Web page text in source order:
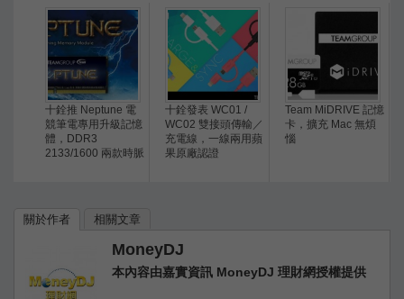
十銓推 Neptune 電
競筆電專用升級記憶
體，DDR3
2133/1600 兩款時脈
十銓發表 WC01 /
WC02 雙接頭傳輸／
充電線，一線兩用蘋
果原廠認證
Team MiDRIVE 記憶
卡，擴充 Mac 無煩
惱
關於作者 相關文章
MoneyDJ
本內容由嘉實資訊 MoneyDJ 理財網授權提供